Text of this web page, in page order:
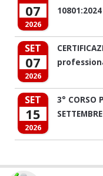
07
2026
10801:2024
SET
07
2026
SET
15
2026
3° CORSO